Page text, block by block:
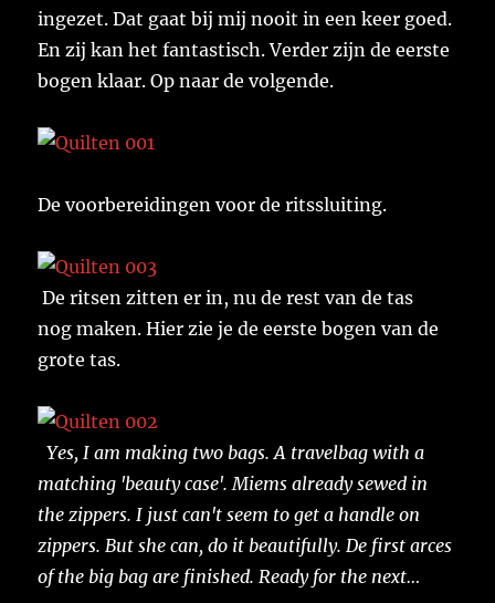
ingezet. Dat gaat bij mij nooit in een keer goed.
En zij kan het fantastisch. Verder zijn de eerste
bogen klaar. Op naar de volgende.
De voorbereidingen voor de ritssluiting.
De ritsen zitten er in, nu de rest van de tas
nog maken. Hier zie je de eerste bogen van de
grote tas.
Yes, I am making two bags. A travelbag with a
matching 'beauty case'. Miems already sewed in
the zippers. I just can't seem to get a handle on
zippers. But she can, do it beautifully. De first arces
of the big bag are finished. Ready for the next…